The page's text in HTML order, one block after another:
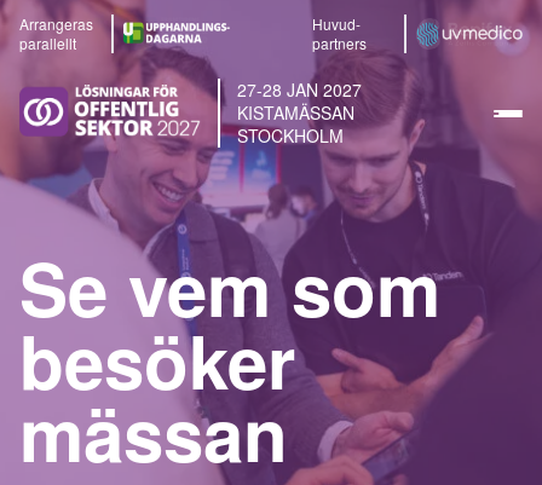
Arrangeras
parallellt
Huvud-
partners
27-28 JAN 2027
KISTAMÄSSAN
STOCKHOLM
Se vem som
besöker
mässan